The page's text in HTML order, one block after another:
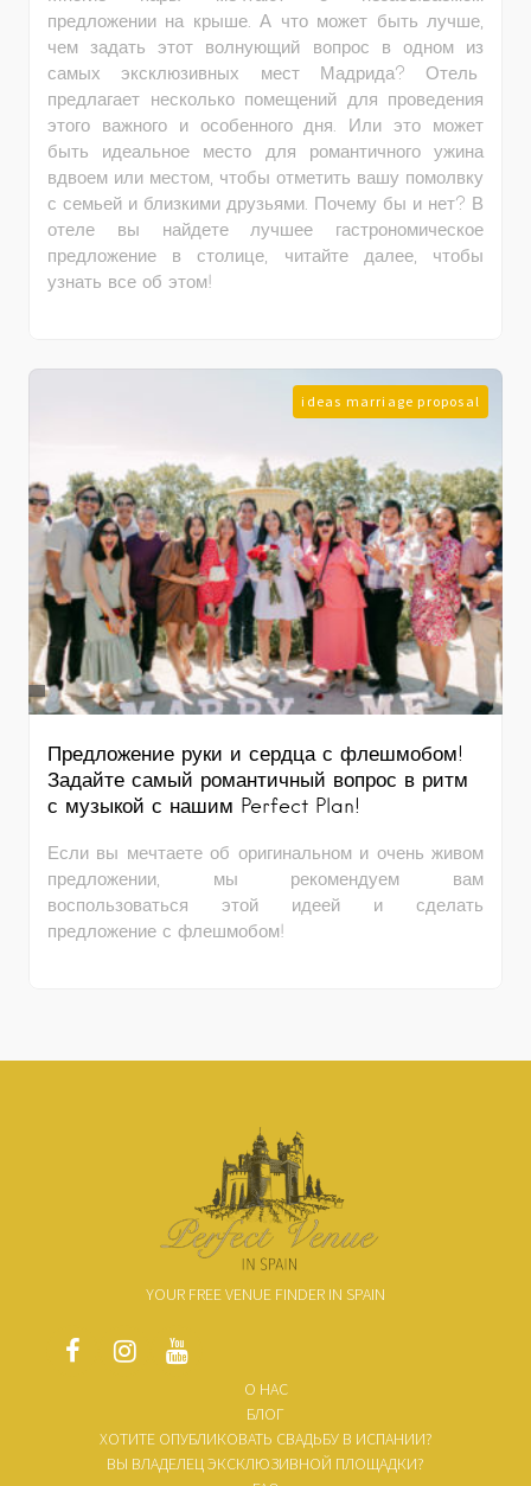
предложении на крыше. А что может быть лучше,
чем задать этот волнующий вопрос в одном из
самых эксклюзивных мест Мадрида? Отель
предлагает несколько помещений для проведения
этого важного и особенного дня. Или это может
быть идеальное место для романтичного ужина
вдвоем или местом, чтобы отметить вашу помолвку
с семьей и близкими друзьями. Почему бы и нет? В
отеле вы найдете лучшее гастрономическое
предложение в столице, читайте далее, чтобы
узнать все об этом!
ideas marriage proposal
Предложение руки и сердца с флешмобом!
Задайте самый романтичный вопрос в ритм
с музыкой с нашим Perfect Plan!
Если вы мечтаете об оригинальном и очень живом
предложении, мы рекомендуем вам
воспользоваться этой идеей и сделать
предложение с флешмобом!
YOUR FREE VENUE FINDER IN SPAIN
О НАС
БЛОГ
ХОТИТЕ ОПУБЛИКОВАТЬ СВАДЬБУ В ИСПАНИИ?
ВЫ ВЛАДЕЛЕЦ ЭКСКЛЮЗИВНОЙ ПЛОЩАДКИ?